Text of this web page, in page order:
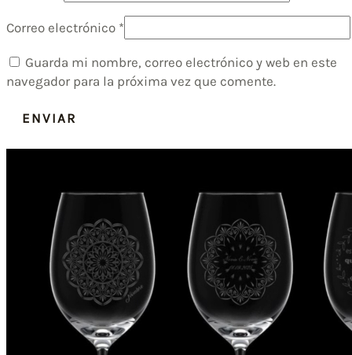
Correo electrónico *
Guarda mi nombre, correo electrónico y web en este
navegador para la próxima vez que comente.